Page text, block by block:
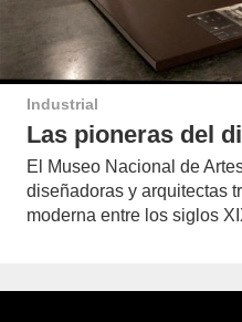
Industrial
Las pioneras del
El Museo Nacional de
diseñadoras y arquitectas
moderna entre los siglos